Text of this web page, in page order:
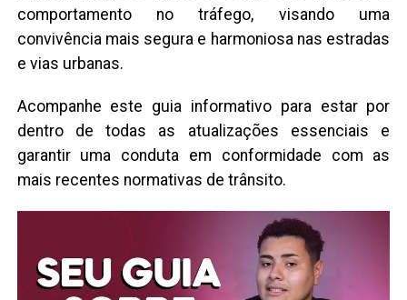
comportamento no tráfego, visando uma
convivência mais segura e harmoniosa nas estradas
e vias urbanas.
Acompanhe este guia informativo para estar por
dentro de todas as atualizações essenciais e
garantir uma conduta em conformidade com as
mais recentes normativas de trânsito.